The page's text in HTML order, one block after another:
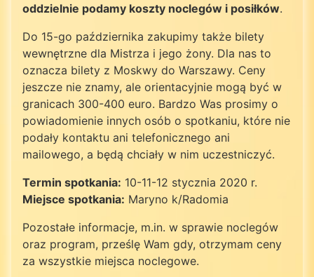
oddzielnie podamy koszty noclegów i posiłków.
Do 15-go października zakupimy także bilety
wewnętrzne dla Mistrza i jego żony. Dla nas to
oznacza bilety z Moskwy do Warszawy. Ceny
jeszcze nie znamy, ale orientacyjnie mogą być w
granicach 300-400 euro. Bardzo Was prosimy o
powiadomienie innych osób o spotkaniu, które nie
podały kontaktu ani telefonicznego ani
mailowego, a będą chciały w nim uczestniczyć.
Termin spotkania: 10-11-12 stycznia 2020 r.
Miejsce spotkania: Maryno k/Radomia
Pozostałe informacje, m.in. w sprawie noclegów
oraz program, prześlę Wam gdy, otrzymam ceny
za wszystkie miejsca noclegowe.